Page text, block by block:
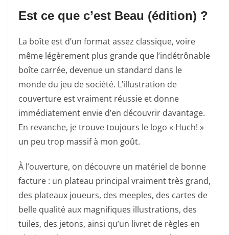
Est ce que c’est Beau (édition) ?
La boîte est d’un format assez classique, voire
même légèrement plus grande que l’indétrônable
boîte carrée, devenue un standard dans le
monde du jeu de société. L’illustration de
couverture est vraiment réussie et donne
immédiatement envie d’en découvrir davantage.
En revanche, je trouve toujours le logo « Huch! »
un peu trop massif à mon goût.
À l’ouverture, on découvre un matériel de bonne
facture : un plateau principal vraiment très grand,
des plateaux joueurs, des meeples, des cartes de
belle qualité aux magnifiques illustrations, des
tuiles, des jetons, ainsi qu’un livret de règles en